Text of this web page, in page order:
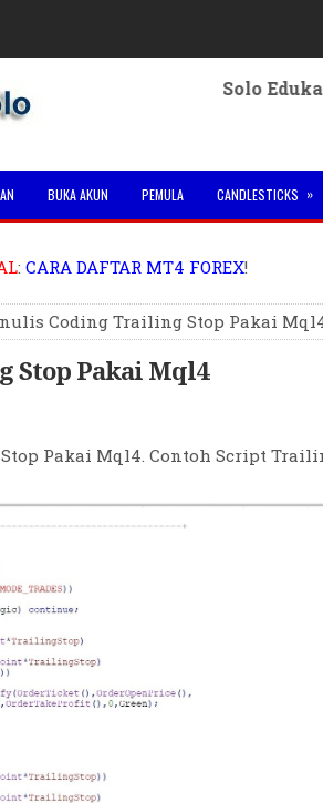
Forex Solo Edukasi
BUKA AKUN PEMULA CANDLESTICKS »
: CARA DAFTAR MT4 FOREX!
Coding Trailing Stop Pakai
Stop Pakai Mql4
Pakai Mql4. Contoh Script